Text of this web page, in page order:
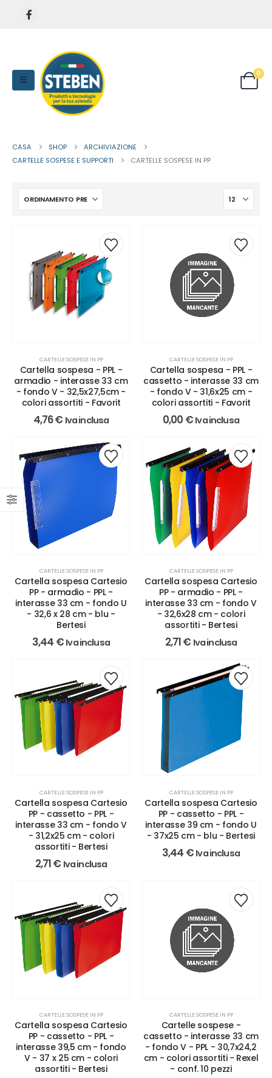
0
CASA SHOP
ARCHIVIAZIONE
CARTELLE SOSPESE E SUPPORTI
CARTELLE SOSPESE IN PP
CARTELLE SOSPESE IN PP
Cartella sospesa - PPL -
armadio - interasse 33 cm
- fondo V - 32,5x27,5cm -
colori assortiti - Favorit
4,76€ Iva inclusa
CARTELLE SOSPESE IN PP
Cartella sospesa - PPL -
cassetto - interasse 33 cm
- fondo V - 31,6x25 cm -
colori assortiti - Favorit
0,00 € Iva inclusa
CARTELLE SOSPESE IN PP
Cartella sospesa Cartesio
PP - armadio - PPL -
interasse 33 cm - fondo U
- 32,6 x 28 cm - blu -
Bertesi
3,44 € Iva inclusa
CARTELLE SOSPESE IN PP
Cartella sospesa Cartesio
PP - armadio - PPL -
interasse 33 cm - fondo V
- 32,6x28 cm - colori
assortiti - Bertesi
2,71€ Iva inclusa
CARTELLE SOSPESE IN PP
Cartella sospesa Cartesio
PP - cassetto - PPL -
interasse 33 cm - fondo V
- 31,2x25 cm - colori
assortiti - Bertesi
2,71€ Iva inclusa
CARTELLE SOSPESE IN PP
Cartella sospesa Cartesio
PP - cassetto - PPL -
interasse 39 cm - fondo U
- 37x25 cm - blu - Bertesi
3,44 € Iva inclusa
CARTELLE SOSPESE IN PP
Cartella sospesa Cartesio
PP - cassetto - PPL -
interasse 39,5 cm - fondo
V - 37 x 25 cm - colori
assortiti - Bertesi
CARTELLE SOSPESE IN PP
Cartelle sospese -
cassetto - interasse 33 cm
- fondo V - PPL - 30,7x24,2
cm - colori assortiti - Rexel
- conf. 10 pezzi